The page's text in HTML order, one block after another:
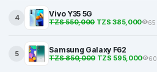
4 Vivo Y35 5G
TZS 550,000TZS 385,000 65
5 Samsung Galaxy F62
TZS 850,000TZS 595,000 60